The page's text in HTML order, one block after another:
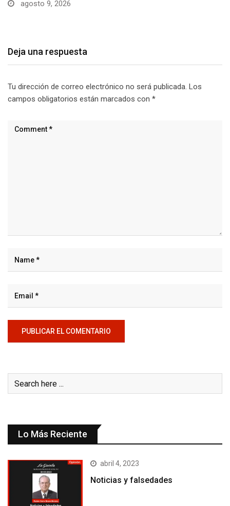
Deja una respuesta
Tu dirección de correo electrónico no será publicada. Los
campos obligatorios están marcados con *
Lo Más Reciente
abril 4, 2023
Noticias y falsedades